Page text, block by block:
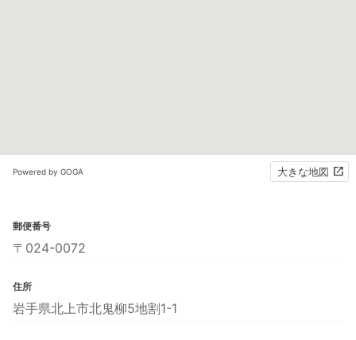
Powered by GOGA 大きな地図
郵便番号
〒024-0072
住所
岩手県北上市北鬼柳5地割1-1